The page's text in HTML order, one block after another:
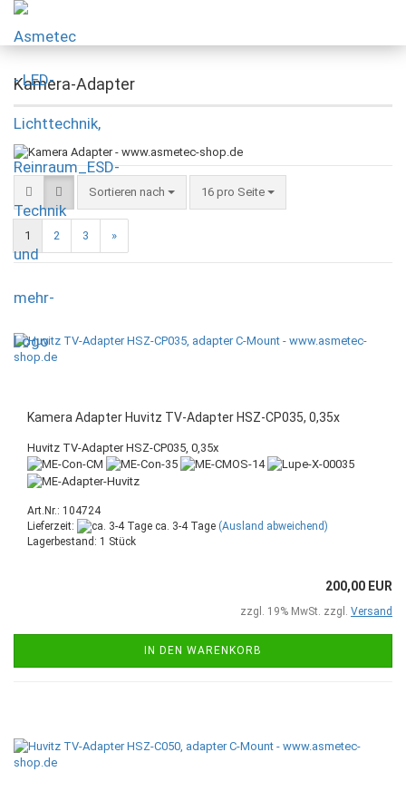
Kamera-Adapter
Sortieren nach 16 pro Seite
1 2 3 »
Kamera Adapter Huvitz TV-Adapter HSZ-CP035, 0,35x
Huvitz TV-Adapter HSZ-CP035, 0,35x
Art.Nr.: 104724
Lieferzeit:
ca. 3-4 Tage (Ausland abweichend)
Lagerbestand: 1 Stück
200,00 EUR
zzgl. 19% MwSt. zzgl. Versand
IN DEN WARENKORB